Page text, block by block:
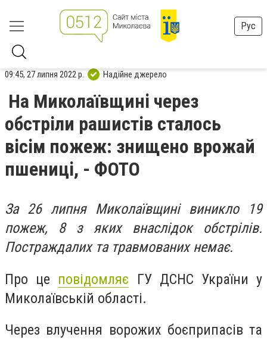
Рус
09:45, 27 липня 2022 р. Надійне джерело
На Миколаївщині через
обстріли рашистів сталось
вісім пожеж: знищено врожай
пшениці, - ФОТО
За 26 липня Миколаївщині виникло 19
пожеж, 8 з яких внаслідок обстрілів.
Постраждалих та травмованих немає.
Про це повідомляє ГУ ДСНС України у
Миколаївській області.
Через влучення ворожих боєприпасів та